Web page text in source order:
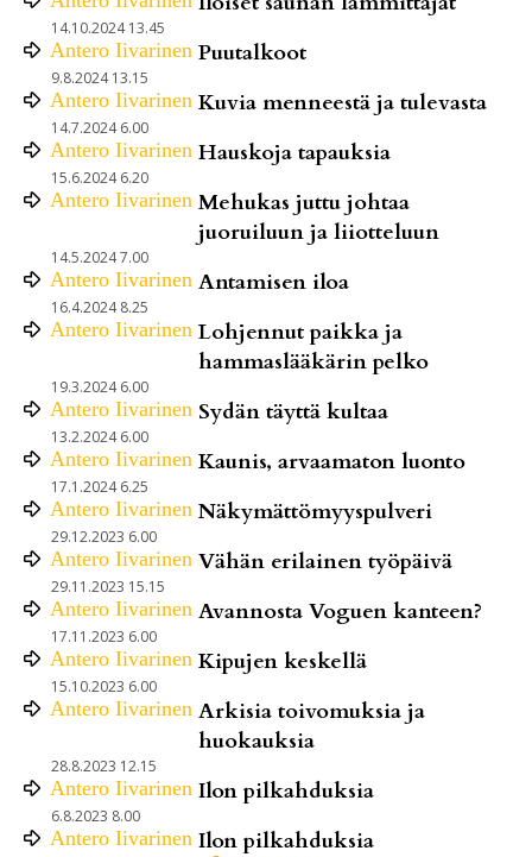
14.10.2024 13.45
Antero Iivarinen Puutalkoot
9.8.2024 13.15
Antero Iivarinen Kuvia menneestä ja tulevasta
14.7.2024 6.00
Antero Iivarinen Hauskoja tapauksia
15.6.2024 6.20
Antero Iivarinen Mehukas juttu johtaa
juoruiluun ja liiotteluun
14.5.2024 7.00
Antero Iivarinen Antamisen iloa
16.4.2024 8.25
Antero Iivarinen Lohjennut paikka ja
hammaslääkärin pelko
19.3.2024 6.00
Antero Iivarinen Sydän täyttä kultaa
13.2.2024 6.00
Antero Iivarinen Kaunis, arvaamaton luonto
17.1.2024 6.25
Antero Iivarinen Näkymättömyyspulveri
29.12.2023 6.00
Antero Iivarinen Vähän erilainen työpäivä
29.11.2023 15.15
Antero Iivarinen Avannosta Voguen kanteen?
17.11.2023 6.00
Antero Iivarinen Kipujen keskellä
15.10.2023 6.00
Antero Iivarinen Arkisia toivomuksia ja
huokauksia
28.8.2023 12.15
Antero Iivarinen Ilon pilkahduksia
6.8.2023 8.00
Antero Iivarinen Ilon pilkahduksia